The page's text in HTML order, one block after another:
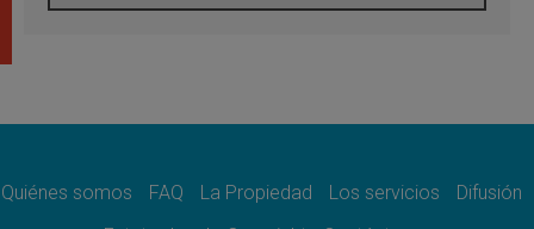
En Venezuela celebraron los 416 años del
08.08.2026
07.08.2026
Quiénes somos FAQ La Propiedad Los servicios
Difusión